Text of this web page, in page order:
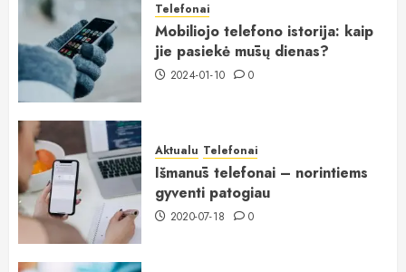
Telefonai
Mobiliojo telefono istorija: kaip
jie pasiekė mūsų dienas?
2024-01-10 0
Aktualu Telefonai
Išmanūs telefonai – norintiems
gyventi patogiau
2020-07-18 0